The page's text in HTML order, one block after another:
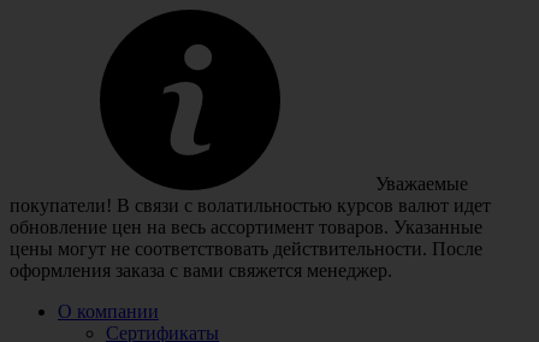
Уважаемые
покупатели! В связи с волатильностью курсов валют идет
обновление цен на весь ассортимент товаров. Указанные
цены могут не соответствовать действительности. После
оформления заказа с вами свяжется менеджер.
О компании
Сертификаты